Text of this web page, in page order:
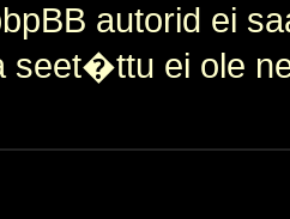
autorid ei
seet�ttu ei ole